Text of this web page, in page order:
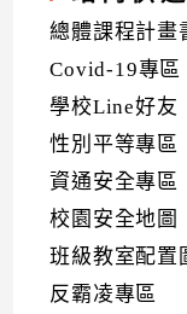
總體課程計畫
Covid-19專區
學校Line好友
性別平等專區
資通安全專區
校園安全地圖
班級教室配置
反霸凌專區